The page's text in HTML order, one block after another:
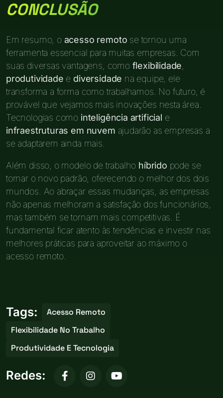
CONCLUSÃO
Em resumo, o acesso remoto se tornou uma
ferramenta essencial para muitas empresas. Com
suas diversas vantagens, como flexibilidade
produtividade e diversidade na equipe, ele
transforma a forma como trabalhamos. No futuro, é
provável que vejamos mais inovações nesta área.
Tecnologias como inteligência artificial e
infraestruturas em nuvem ajudarão as empresas a
se adaptarem ainda mais.
Além disso, o modelo de trabalho híbrido pode se
tornar o novo padrão, oferecendo o melhor dos dois
mundos. Ao abraçar essas mudanças, as empresas
não apenas melhoram a satisfação dos funcionários,
mas também se tornam mais competitivas. É
fundamental ficar atento às tendências e investir nas
melhores práticas para aproveitar ao máximo o
acesso remoto.
Tags:
Acesso Remoto
Flexibilidade No Trabalho
Produtividade E Tecnologia
Redes: